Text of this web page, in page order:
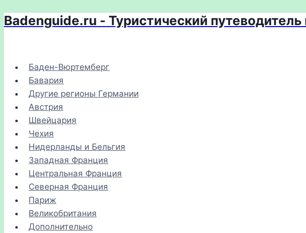
Перейти
Badenguide.ru - Туристический
Баден-Вюртемберг
Бавария
Другие регионы Германии
Австрия
Швейцария
Чехия
Нидерланды и Бельгия
Западная Франция
Центральная Франция
Северная Франция
Париж
Великобритания
Дополнительно